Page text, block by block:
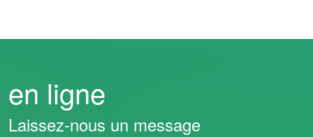
en ligne
Laissez-nous un message